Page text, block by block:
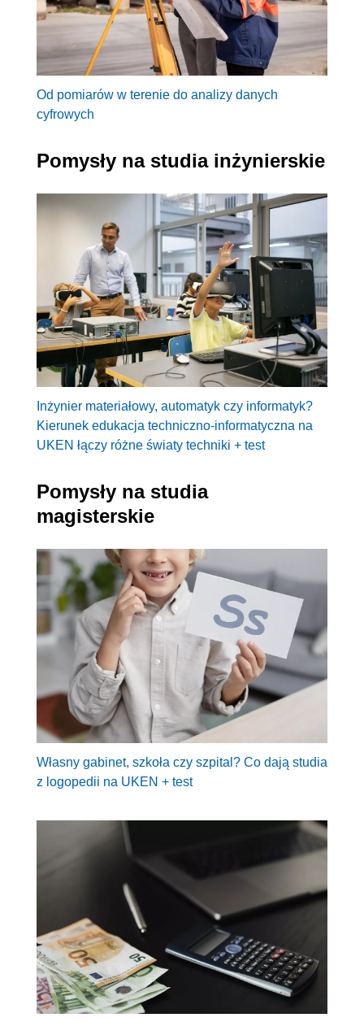
Od pomiarów w terenie do analizy danych
cyfrowych
Pomysły na studia inżynierskie
Inżynier materiałowy, automatyk czy informatyk?
Kierunek edukacja techniczno-informatyczna na
UKEN łączy różne światy techniki + test
Pomysły na studia
magisterskie
Własny gabinet, szkoła czy szpital? Co dają studia
z logopedii na UKEN + test